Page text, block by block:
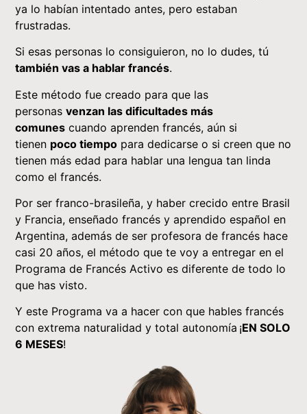
ya lo habían intentado antes, pero estaban
frustradas.
Si esas personas lo consiguieron, no lo dudes, tú
también vas a hablar francés.
Este método fue creado para que las
personasvenzan las dificultades más
comunes cuando aprenden francés, aún si
tienen poco tiempo para dedicarse o si creen que no
tienen más edad para hablar una lengua tan linda
como el francés.
Por ser franco-brasileña, y haber crecido entre Brasil
y Francia, enseñado francés y aprendido español en
Argentina,además de ser profesora de francés hace
casi 20 años, el método que te voy a entregar en el
Programa de Francés Activo es diferente de todo lo
que has visto.
Y este Programa va a hacer con que hables francés
con extrema naturalidad y total autonomía ¡EN SOLO
6 MESES!